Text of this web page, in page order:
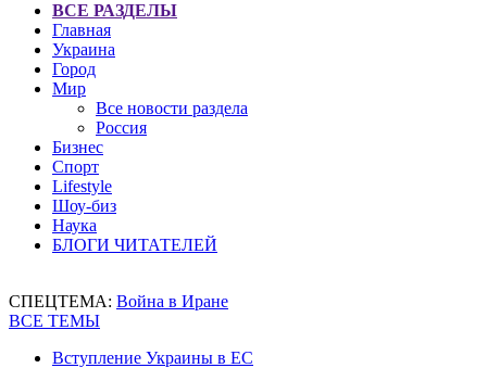
ВСЕ РАЗДЕЛЫ
Главная
Украина
Город
Мир
Все новости раздела
Россия
Бизнес
Спорт
Lifestyle
Шоу-биз
Наука
БЛОГИ ЧИТАТЕЛЕЙ
СПЕЦТЕМА: Война в Иране
ВСЕ ТЕМЫ
Вступление Украины в ЕС